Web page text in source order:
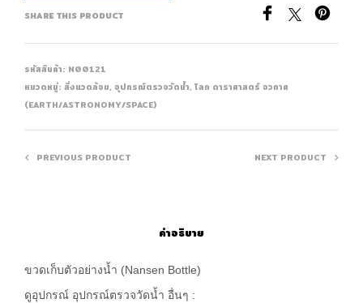
SHARE THIS PRODUCT
รหัสสินค้า: N00121
หมวดหมู่: สิ่งแวดล้อม, อุปกรณ์ตรวจวัดน้ำ,โลก ดาราศาสตร์ อวกาศ
(EARTH/ASTRONOMY/SPACE)
PREVIOUS PRODUCT NEXT PRODUCT
คำอธิบาย
ขวดเก็บตัวอย่างนํ้า (Nansen Bottle)
ดูอุปกรณ์ อุปกรณ์ตรวจวัดน้ำ อื่นๆ :